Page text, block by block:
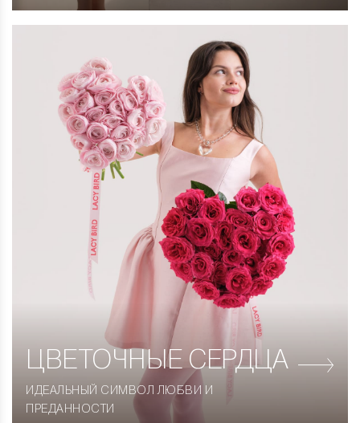
ЦВЕТОЧНЫЕ СЕРДЦА
ИДЕАЛЬНЫЙ СИМВОЛ ЛЮБВИ И
ПРЕДАННОСТИ